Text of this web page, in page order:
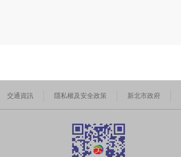
交通資訊 隱私權及安全政策 新北市政府